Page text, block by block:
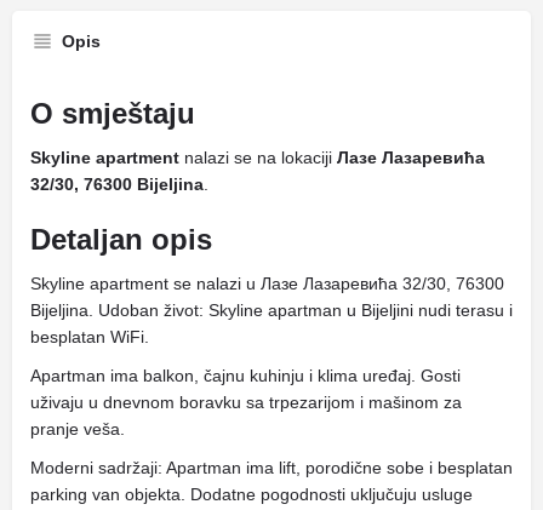
Opis
O smještaju
Skyline apartment nalazi se na lokaciji Лазе Лазаревића
32/30, 76300 Bijeljina
Detaljan opis
Skyline apartment se nalazi u Лазе Лазаревића 32/30, 76300
Bijeljina. Udoban život: Skyline apartman u Bijeljini nudi terasu i
besplatan WiFi.
Apartman ima balkon, čajnu kuhinju i klima uređaj. Gosti
uživaju u dnevnom boravku sa trpezarijom i mašinom za
pranje veša.
Moderni sadržaji: Apartman ima lift, porodične sobe i besplatan
parking van objekta. Dodatne pogodnosti uključuju usluge